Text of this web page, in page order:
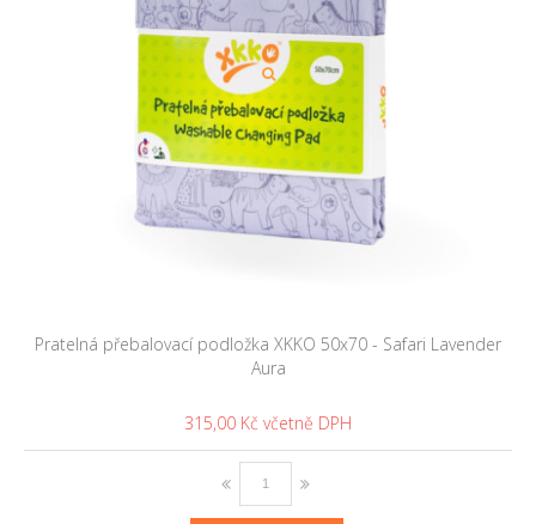
Pratelná přebalovací podložka XKKO 50x70 - Safari Lavender
Aura
315,00 Kč